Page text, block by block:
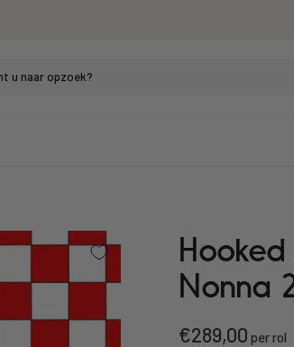
Nonna
Kortings
€289,00 per rol